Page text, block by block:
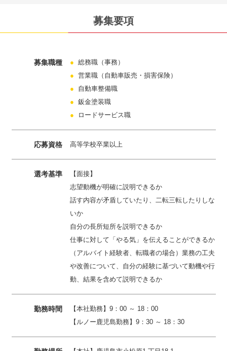
募集要項
募集職種 ● 総務職（事務）
● 営業職（自動車販売・損害保険）
●
自動車整備職
● 鈑金塗装職
●
ロードサービス職
応募資格 高等学校卒業以上
選考基準
【面接】
志望動機が明確に説明できるか
話す内容が矛盾していたり、二転三転したりしな
いか
自分の長所短所を説明できるか
仕事に対して「やる気」を伝えることができるか
（アルバイト経験者、転職者の場合）業務の工夫
や改善について、自分の経験に基づいて動機や行
動、結果を含めて説明できるか
勤務時間
【本社勤務】9：00 ～ 18：00
【ルノー鹿児島勤務】9：30 ～ 18：30